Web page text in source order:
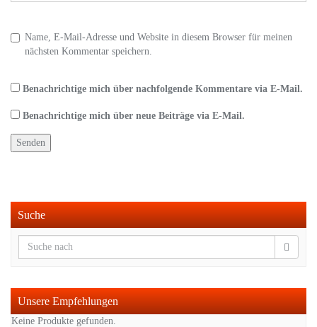
Name, E-Mail-Adresse und Website in diesem Browser für meinen
nächsten Kommentar speichern.
Benachrichtige mich über nachfolgende Kommentare via E-Mail.
Benachrichtige mich über neue Beiträge via E-Mail.
Suche
Unsere Empfehlungen
Keine Produkte gefunden.